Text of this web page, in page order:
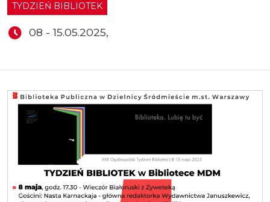
TYDZIEŃ BIBLIOTEK
08 - 15.05.2025,